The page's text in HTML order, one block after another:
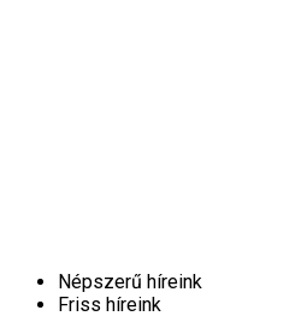
Népszerű híreink
Friss híreink